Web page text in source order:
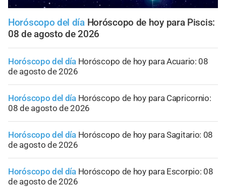
Horóscopo del día Horóscopo de hoy para Piscis:
08 de agosto de 2026
Horóscopo del día Horóscopo de hoy para Acuario: 08
de agosto de 2026
Horóscopo del día Horóscopo de hoy para Capricornio:
08 de agosto de 2026
Horóscopo del día Horóscopo de hoy para Sagitario: 08
de agosto de 2026
Horóscopo del día Horóscopo de hoy para Escorpio: 08
de agosto de 2026